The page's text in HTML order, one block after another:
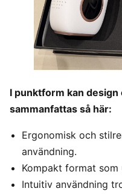
I punktform kan
sammanfattas så här:
Ergonomisk och
användning.
Kompakt format
Intuitiv användning